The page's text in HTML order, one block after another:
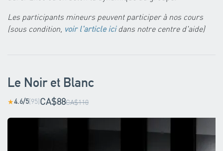
Les participants mineurs peuvent participer à nos cours
(sous condition, voir l'article icidans notre centre d'aide)
Le Noir et Blanc
★4.6/5(95)CA$88CA$110